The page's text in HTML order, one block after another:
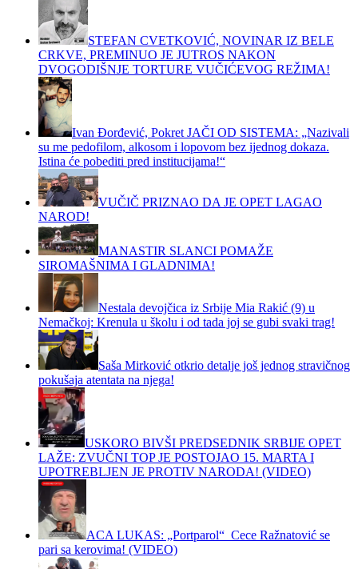
STEFAN CVETKOVIĆ, NOVINAR IZ BELE
CRKVE, PREMINUO JE JUTROS NAKON
DVOGODIŠNJE TORTURE VUČIĆEVOG REŽIMA!
Ivan Đorđević, Pokret JAČI OD SISTEMA: „Nazivali
su me pedofilom, alkosom i lopovom bez ijednog dokaza.
Istina će pobediti pred institucijama!“
VUČIČ PRIZNAO DA JE OPET LAGAO
NAROD!
MANASTIR SLANCI POMAŽE
SIROMAŠNIMA I GLADNIMA!
Nestala devojčica iz Srbije Mia Rakić (9) u
Nemačkoj: Krenula u školu i od tada joj se gubi svaki trag!
Saša Mirković otkrio detalje još jednog stravičnog
pokušaja atentata na njega!
USKORO BIVŠI PREDSEDNIK SRBIJE OPET
LAŽE: ZVUČNI TOP JE POSTOJAO 15. MARTA I
UPOTREBLJEN JE PROTIV NARODA! (VIDEO)
ACA LUKAS: „Portparol“ Cece Ražnatović se
pari sa kerovima! (VIDEO)